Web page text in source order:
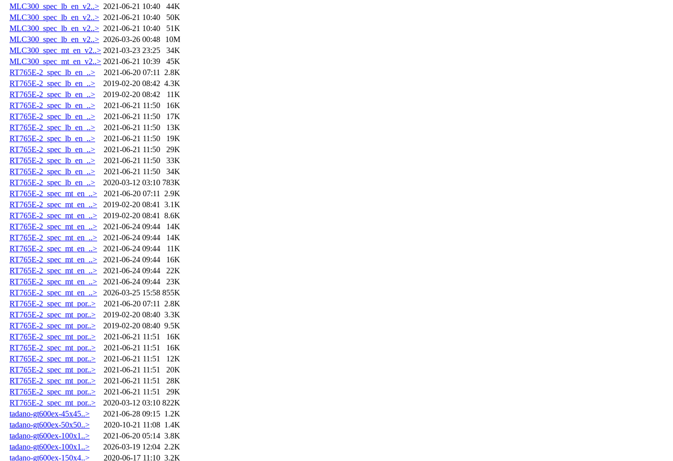
MLC300_spec_lb_en_v2..> 2021-06-21 10:40
44K
MLC300_spec_lb_en_v2..> 2021-06-21 10:40
50K
MLC300_spec_lb_en_v2..> 2021-06-21 10:40
51K
MLC300_spec_lb_en_v2..> 2026-03-26 00:48
10M
MLC300_spec_mt_en_v2..> 2021-03-23 23:25
34K
MLC300_spec_mt_en_v2..> 2021-06-21 10:39
45K
RT765E-2_spec_lb_en_..>
2021-06-20 07:11
2.8K
RT765E-2_spec_lb_en_..>
2019-02-20 08:42 4.3K
RT765E-2_spec_lb_en_..>
2019-02-20 08:42
11K
RT765E-2_spec_lb_en_..>
2021-06-21 11:50
16K
RT765E-2_spec_lb_en_..>
2021-06-21 11:50
17K
RT765E-2_spec_lb_en_..>
2021-06-21 11:50
13K
RT765E-2_spec_lb_en_..>
2021-06-21 11:50
19K
RT765E-2_spec_lb_en_..>
2021-06-21 11:50
29K
RT765E-2_spec_lb_en_..>
2021-06-21 11:50
33K
RT765E-2_spec_lb_en_..>
2021-06-21 11:50
34K
RT765E-2_spec_lb_en_..>
2020-03-12 03:10 783K
RT765E-2_spec_mt_en_..>
2021-06-20 07:11
2.9K
RT765E-2_spec_mt_en_..>
2019-02-20 08:41
3.1K
RT765E-2_spec_mt_en_..>
2019-02-20 08:41
8.6K
RT765E-2_spec_mt_en_..>
2021-06-24 09:44
14K
RT765E-2_spec_mt_en_..>
2021-06-24 09:44
14K
RT765E-2_spec_mt_en_..>
2021-06-24 09:44
11K
RT765E-2_spec_mt_en_..>
2021-06-24 09:44
16K
RT765E-2_spec_mt_en_..>
2021-06-24 09:44
22K
RT765E-2_spec_mt_en_..>
2021-06-24 09:44
23K
RT765E-2_spec_mt_en_..>
2026-03-25 15:58 855K
RT765E-2_spec_mt_por..>
2021-06-20 07:11
2.8K
RT765E-2_spec_mt_por..>
2019-02-20 08:40 3.3K
RT765E-2_spec_mt_por..>
2019-02-20 08:40 9.5K
RT765E-2_spec_mt_por..>
2021-06-21 11:51
16K
RT765E-2_spec_mt_por..>
2021-06-21 11:51
16K
RT765E-2_spec_mt_por..>
2021-06-21 11:51
12K
RT765E-2_spec_mt_por..>
2021-06-21 11:51
20K
RT765E-2_spec_mt_por..>
2021-06-21 11:51
28K
RT765E-2_spec_mt_por..>
2021-06-21 11:51
29K
RT765E-2_spec_mt_por..>
2020-03-12 03:10 822K
tadano-gt600ex-45x45..>
2021-06-28 09:15 1.2K
tadano-gt600ex-50x50..>
2020-10-21 11:08 1.4K
tadano-gt600ex-100x1..>
2021-06-20 05:14 3.8K
tadano-gt600ex-100x1..>
2026-03-19 12:04 2.2K
tadano-gt600ex-150x4..>
2020-06-17 11:10 3.2K